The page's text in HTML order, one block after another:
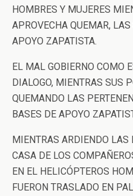
HOMBRES Y MUJERES
APROVECHA QUEMAR,
APOYO ZAPATISTA.
EL MAL GOBIERNO COMO
DIALOGO, MIENTRAS SUS
QUEMANDO LAS
BASES DE APOYO
MIENTRAS ARDIENDO LAS
CASA DE LOS
EN EL HELICÓPTEROS
FUERON TRASLADO EN